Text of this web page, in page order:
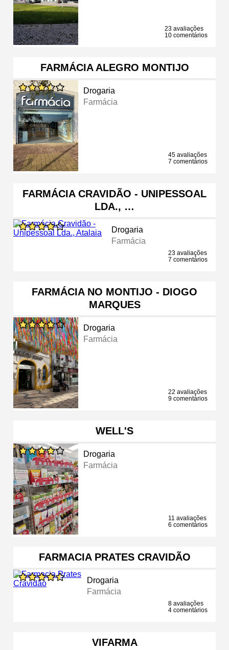
23 avaliações
10 comentários
FARMÁCIA ALEGRO MONTIJO
Drogaria
Farmácia
45 avaliações
7 comentários
FARMÁCIA CRAVIDÃO - UNIPESSOAL
LDA., …
Drogaria
Farmácia
23 avaliações
7 comentários
FARMÁCIA NO MONTIJO - DIOGO
MARQUES
Drogaria
Farmácia
22 avaliações
9 comentários
WELL'S
Drogaria
Farmácia
11 avaliações
6 comentários
FARMACIA PRATES CRAVIDÃO
Drogaria
Farmácia
8 avaliações
4 comentários
VIFARMA